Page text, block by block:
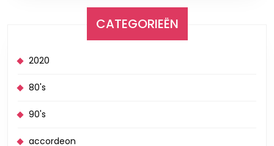
CATEGORIEËN
2020
80's
90's
accordeon